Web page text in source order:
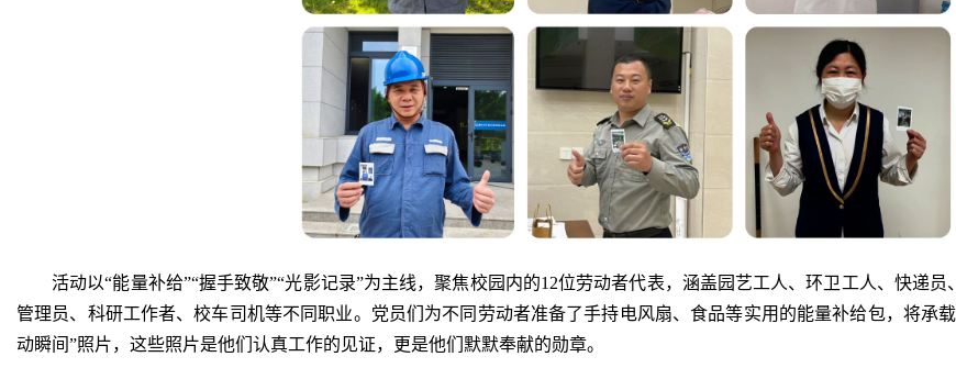
活动以“能量补给”“握手致敬”“光影记录”为主线，聚焦校园内的12位劳动者代表，涵盖园艺工人、环卫工人、快递
管理员、科研工作者、校车司机等不同职业。党员们为不同劳动者准备了手持电风扇、食品等实用的能量补给包，将承
动瞬间”照片，这些照片是他们认真工作的见证，更是他们默默奉献的勋章。